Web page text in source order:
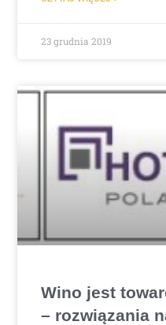
23 grudnia 2019
Wino jest
– rozwiązania